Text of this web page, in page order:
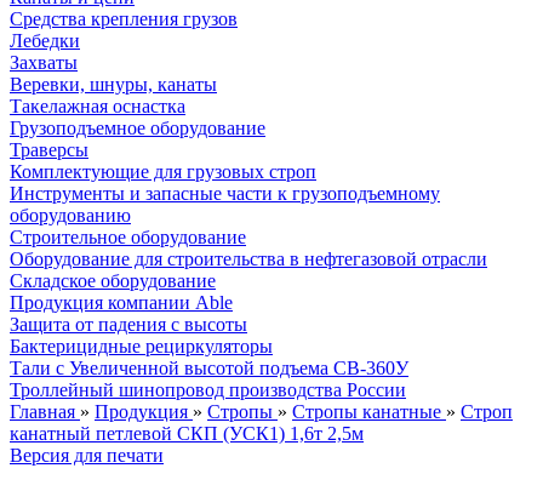
Средства крепления грузов
Лебедки
Захваты
Веревки, шнуры, канаты
Такелажная оснастка
Грузоподъемное оборудование
Траверсы
Комплектующие для грузовых строп
Инструменты и запасные части к грузоподъемному
оборудованию
Строительное оборудование
Оборудование для строительства в нефтегазовой отрасли
Складское оборудование
Продукция компании Able
Защита от падения с высоты
Бактерицидные рециркуляторы
Тали с Увеличенной высотой подъема СВ-360У
Троллейный шинопровод производства России
Главная » Продукция » Стропы » Стропы канатные » Строп
канатный петлевой СКП (УСК1) 1,6т 2,5м
Версия для печати